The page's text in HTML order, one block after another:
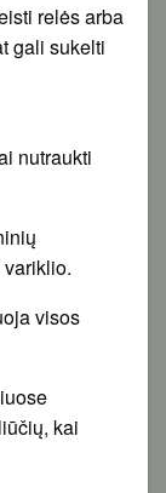
relės arba
gali sukelti
nutraukti
visos
kai